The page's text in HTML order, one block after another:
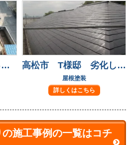
高松市 M様邸 ずっと気になっていた屋根瓦も葺き替えて安心！ 高松市 T様邸 劣化して気になっていた屋根も元通り
屋根塗装
詳しくはこちら
施工事例の一覧はコチ